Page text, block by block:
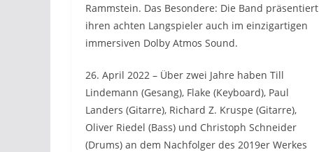
Rammstein. Das Besondere: Die Band präsentiert
ihren achten Langspieler auch im einzigartigen
immersiven Dolby Atmos Sound.
26. April 2022 – Über zwei Jahre haben Till
Lindemann (Gesang), Flake (Keyboard), Paul
Landers (Gitarre), Richard Z. Kruspe (Gitarre),
Oliver Riedel (Bass) und Christoph Schneider
(Drums) an dem Nachfolger des 2019er Werkes